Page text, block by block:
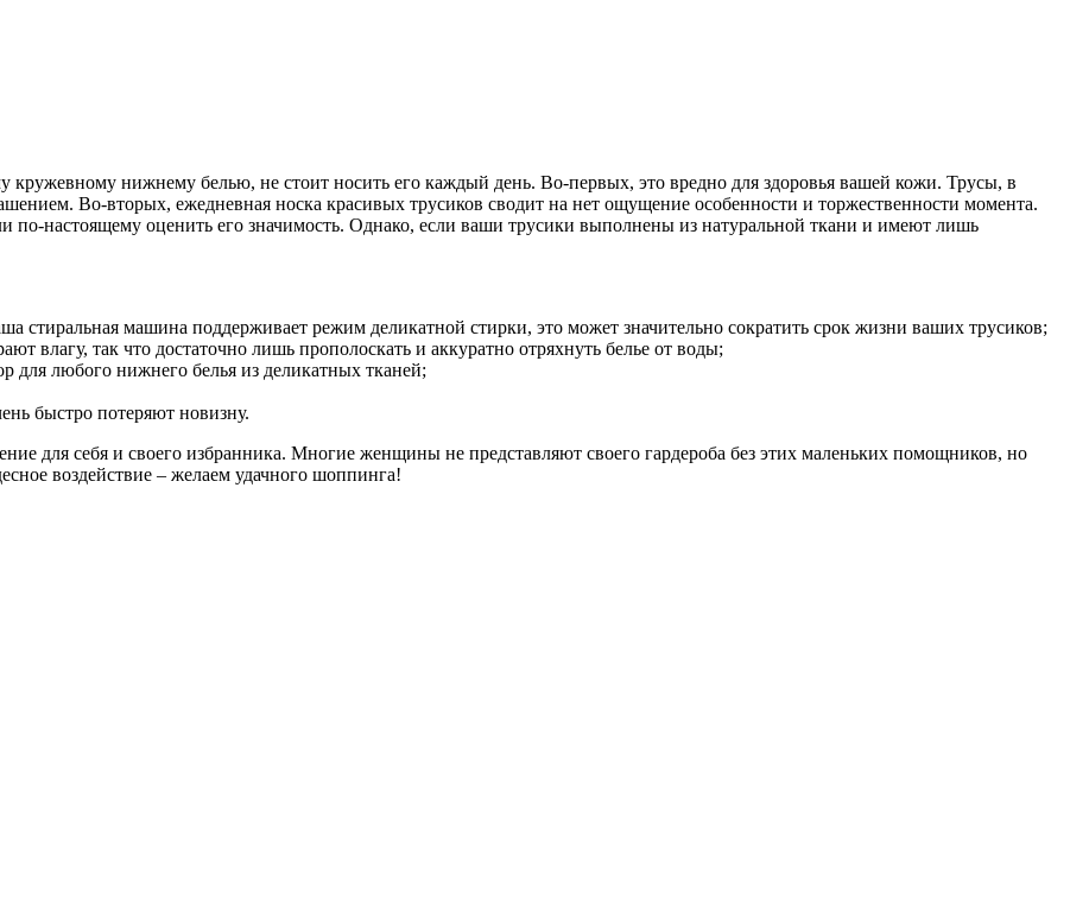
нижнему белью, не стоит носить его каждый день. Во-первых, это вредно для здоровья вашей кожи. Трусы, в
Во-вторых, ежедневная носка красивых трусиков сводит на нет ощущение особенности и торжественности момента.
по-настоящему оценить его значимость. Однако, если ваши трусики выполнены из натуральной ткани и имеют лишь
стиральная машина поддерживает режим деликатной стирки, это может значительно сократить срок жизни ваших трусиков;
влагу, так что достаточно лишь прополоскать и аккуратно отряхнуть белье от воды;
для любого нижнего белья из деликатных тканей;
быстро потеряют новизну.
для себя и своего избранника. Многие женщины не представляют своего гардероба без этих маленьких помощников, но
воздействие – желаем удачного шоппинга!